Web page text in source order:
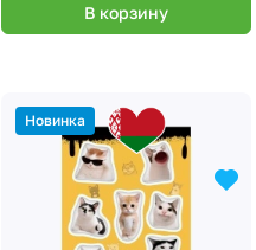
В корзину
Новинка